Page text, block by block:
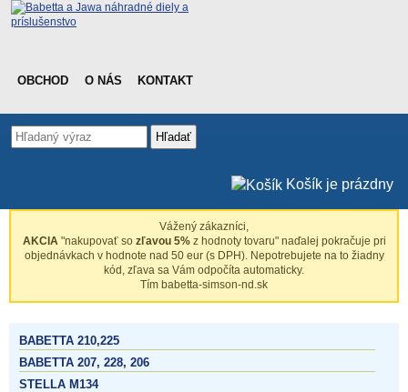
OBCHOD O NÁS KONTAKT
Hľadať
Košík je prázdny
Vážený zákazníci,
AKCIA"nakupovať so zľavou 5%z hodnoty tovaru" naďalej pokračuje pri
objednávkach v hodnote nad 50 eur (s DPH). Nepotrebujete na to žiadny
kód, zľava sa Vám odpočíta automaticky.
Tím babetta-simson-nd.sk
BABETTA 210,225
BABETTA 207, 228, 206
STELLA M134